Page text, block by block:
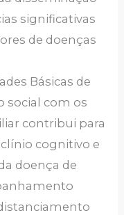
significativas
de doenças
Básicas de
social com os
contribui para
cognitivo e
doença de